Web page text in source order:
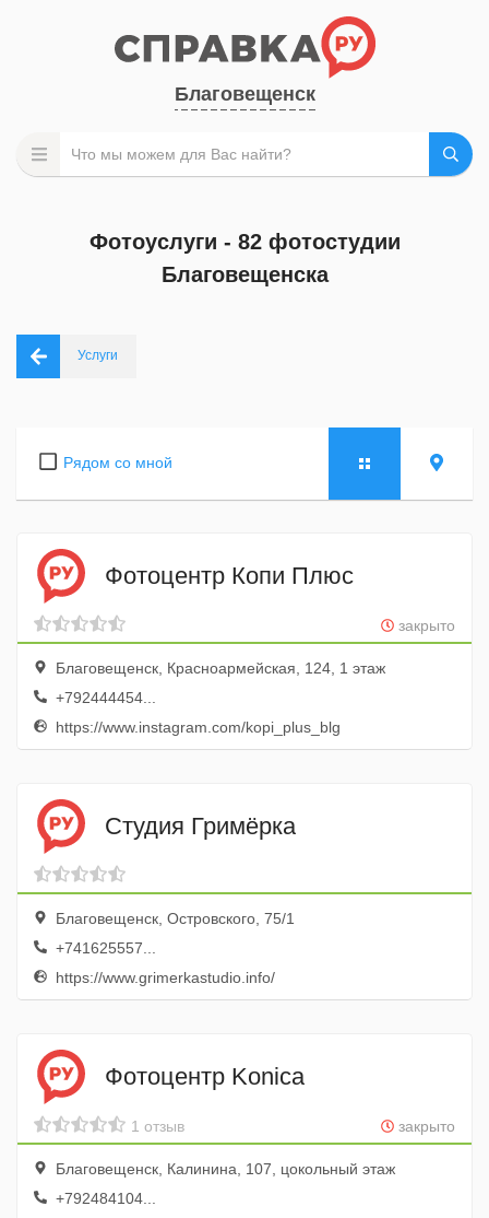
Благовещенск
Фотоуслуги - 82 фотостудии
Благовещенска
Услуги
Рядом со мной
Фотоцентр Копи Плюс
закрыто
Благовещенск, Красноармейская, 124, 1 этаж
+792444454...
https://www.instagram.com/kopi_plus_blg
Студия Гримёрка
Благовещенск, Островского, 75/1
+741625557...
https://www.grimerkastudio.info/
Фотоцентр Konica
закрыто
1 отзыв
Благовещенск, Калинина, 107, цокольный этаж
+792484104...